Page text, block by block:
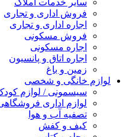
سایر خدمات املاک
فروش اداری و تجاری
اجاره اداری و تجاری
فروش مسکونی
اجاره مسکونی
اجاره اتاق و پانسیون
زمین و باغ
لوازم خانگی و شخصی
سیسمونی / لوازم
لوازم اداری
تصفیه آب و هوا
کیف و کفش